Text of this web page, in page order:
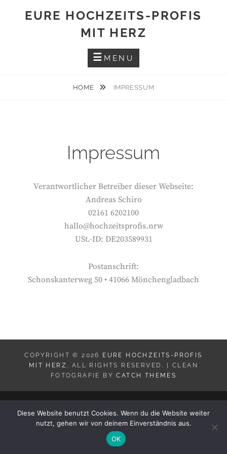
EURE HOCHZEITS-PROFIS
MIT HERZ
MENU
HOME IMPRESSUM
Impressum
Verantwortlicher Betreiber dieser Webseite:
Andreas Schiro
02161 6202100
hallo@hochzeitsprofis.nrw
USt.-ID: DE203589931
Postanschrift:
Schonskanterweg 50 • 41066 Mönchengladbach
COPYRIGHT © 2026
EURE HOCHZEITS-PROFIS
MIT HERZ. ALL RIGHTS RESERVED. | CLEAN
FOTOGRAFIE BYCATCH THEMES
Diese Website benutzt Cookies. Wenn du die Website weiter
nutzt, gehen wir von deinem Einverständnis aus.
OK